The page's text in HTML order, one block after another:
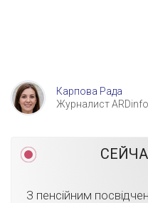
Карпова Рада
Журналист
З пенсійним